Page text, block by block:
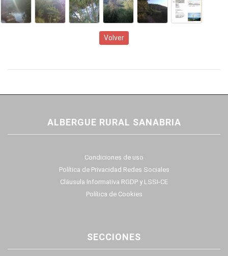
Volver
ALBERGUE RURAL SANABRIA
Condiciones de uso
Política de Privacidad Redes Sociales
Cláusula Informativa RGDP y LSSI-CE
Política de Cookies
SECCIONES